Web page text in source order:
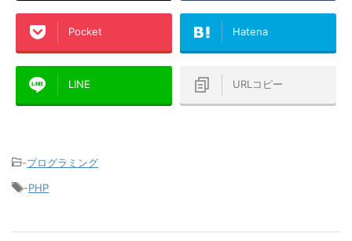
Pocket Hatena
LINE URLコピー
-プログラミング
-PHP